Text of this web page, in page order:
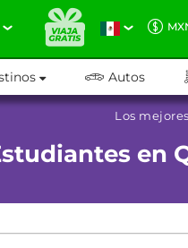
Autos
Los
en